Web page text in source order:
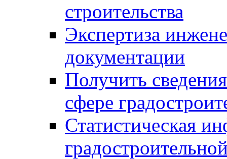
строительства
Экспертиза
документации
Получить
сфере
Статистическая